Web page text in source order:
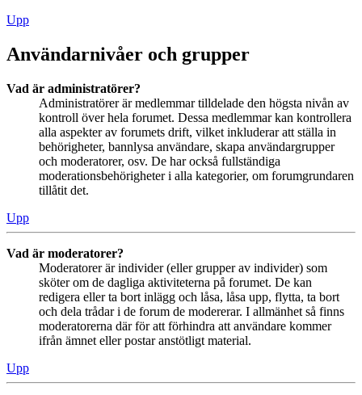
Upp
Användarnivåer och grupper
Vad är administratörer?
Administratörer är medlemmar tilldelade den högsta nivån av
kontroll över hela forumet. Dessa medlemmar kan kontrollera
alla aspekter av forumets drift, vilket inkluderar att ställa in
behörigheter, bannlysa användare, skapa användargrupper
och moderatorer, osv. De har också fullständiga
moderationsbehörigheter i alla kategorier, om forumgrundaren
tillåtit det.
Upp
Vad är moderatorer?
Moderatorer är individer (eller grupper av individer) som
sköter om de dagliga aktiviteterna på forumet. De kan
redigera eller ta bort inlägg och låsa, låsa upp, flytta, ta bort
och dela trådar i de forum de modererar. I allmänhet så finns
moderatorerna där för att förhindra att användare kommer
ifrån ämnet eller postar anstötligt material.
Upp